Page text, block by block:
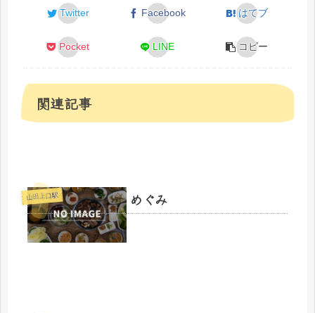
Twitter Facebook はてブ
Pocket LINE コピー
関連記事
山田上口駅 めぐみ